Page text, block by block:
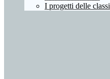
I progetti delle classi